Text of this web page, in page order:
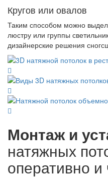
Кругов или овалов
Таким способом можно
люстру или группы
дизайнерские решения
Монтаж и
натяжных
оперативно и